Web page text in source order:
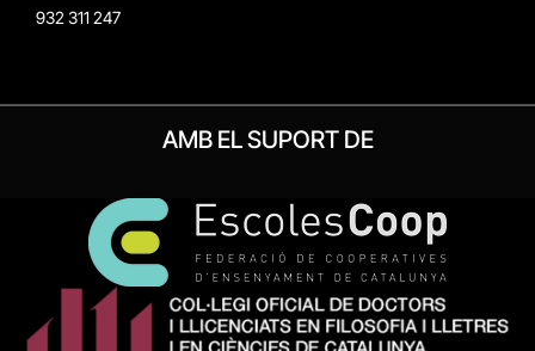
932 311 247
AMB EL SUPORT DE